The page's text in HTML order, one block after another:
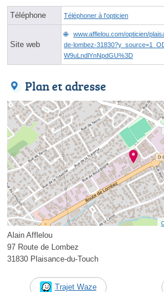
Téléphone Téléphoner à l'opticien
Site web
www.afflelou.com/opticien/
de-lombez-
W9uLndlYnNpdGU%3D
Plan et adresse
Alain Afflelou
97 Route de Lombez
31830 Plaisance-du-Touch
Trajet Waze